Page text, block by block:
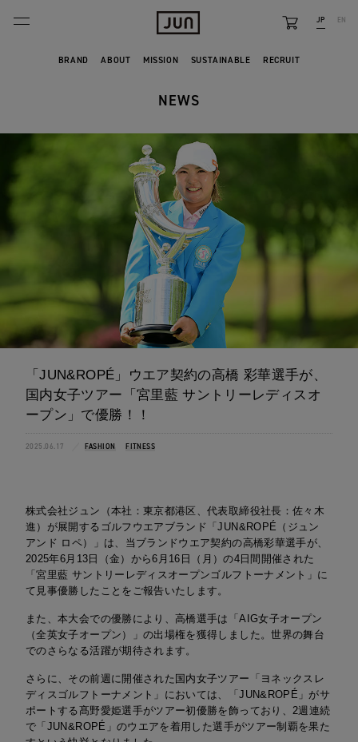
BRAND ABOUT MISSION SUSTAINABLE RECRUIT
JP EN
FEATURE
NEWS
「JUN&ROPÉ」ウエア契約の高橋 彩華選手が、
国内女子ツアー「宮里藍 サントリーレディスオ
ープン」で優勝！！
2025.06.17 FASHION FITNESS
株式会社ジュン（本社：東京都港区、代表取締役社長：佐々木
進）が展開するゴルフウエアブランド「JUN&ROPÉ（ジュン
アンド ロペ）」は、当ブランドウエア契約の高橋彩華選手が、
2025年6月13日（金）から6月16日（月）の4日間開催された
「宮里藍 サントリーレディスオープンゴルフトーナメント」に
て見事優勝したことをご報告いたします。
また、本大会での優勝により、高橋選手は「AIG女子オープン
（全英女子オープン）」の出場権を獲得しました。世界の舞台
でのさらなる活躍が期待されます。
さらに、その前週に開催された国内女子ツアー「ヨネックスレ
ディスゴルフトーナメント」においては、「JUN&ROPÉ」がサ
ポートする髙野愛姫選手がツアー初優勝を飾っており、2週連続
で「JUN&ROPÉ」のウエアを着用した選手がツアー制覇を果た